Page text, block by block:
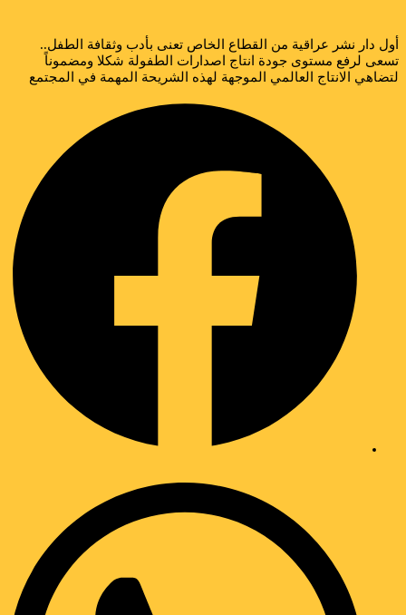
دار نشر عراقية من القطاع الخاص تعنى بأدب وثقافة الطفل..
لرفع مستوى جودة انتاج اصدارات الطفولة شكلا ومضموناً
الانتاج العالمي الموجهة لهذه الشريحة المهمة في المجتمع